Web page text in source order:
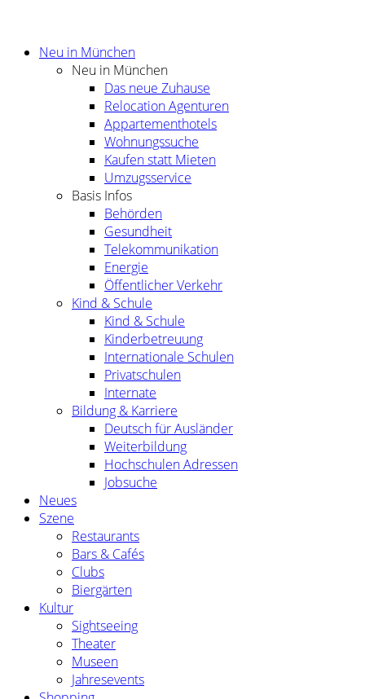
Neu in München
Neu in München
Das neue Zuhause
Relocation Agenturen
Appartementhotels
Wohnungssuche
Kaufen statt Mieten
Umzugsservice
Basis Infos
Behörden
Gesundheit
Telekommunikation
Energie
Öffentlicher Verkehr
Kind & Schule
Kind & Schule
Kinderbetreuung
Internationale Schulen
Privatschulen
Internate
Bildung & Karriere
Deutsch für Ausländer
Weiterbildung
Hochschulen Adressen
Jobsuche
Neues
Szene
Restaurants
Bars & Cafés
Clubs
Biergärten
Kultur
Sightseeing
Theater
Museen
Jahresevents